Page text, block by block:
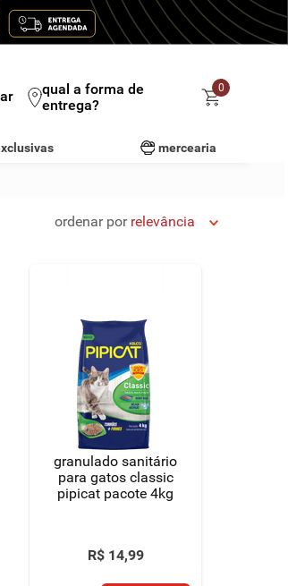
qual a forma de
entrega?
0
mercearia
ordenar por relevância
granulado sanitário
para gatos classic
pipicat pacote 4kg
R$ 14,99